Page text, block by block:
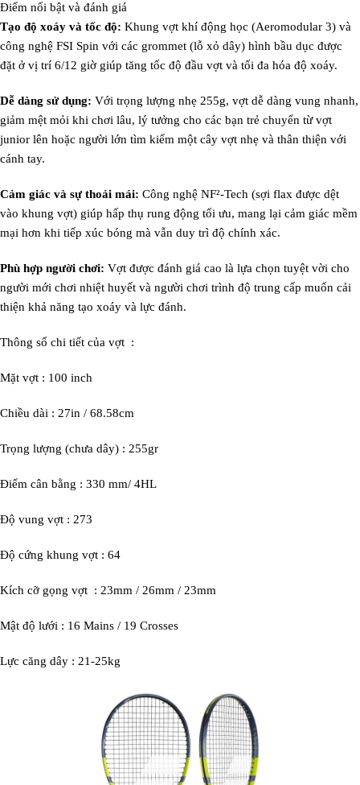
Điểm nổi bật và đánh giá
Tạo độ xoáy và tốc độ: Khung vợt khí động học (Aeromodular 3) và
công nghệ FSI Spin với các grommet (lỗ xỏ dây) hình bầu dục được
đặt ở vị trí 6/12 giờ giúp tăng tốc độ đầu vợt và tối đa hóa độ xoáy.
Dễ dàng sử dụng: Với trọng lượng nhẹ 255g, vợt dễ dàng vung nhanh,
giảm mệt mỏi khi chơi lâu, lý tưởng cho các bạn trẻ chuyển từ vợt
junior lên hoặc người lớn tìm kiếm một cây vợt nhẹ và thân thiện với
cánh tay.
Cảm giác và sự thoải mái: Công nghệ NF²-Tech (sợi flax được dệt
vào khung vợt) giúp hấp thụ rung động tối ưu, mang lại cảm giác mềm
mại hơn khi tiếp xúc bóng mà vẫn duy trì độ chính xác.
Phù hợp người chơi: Vợt được đánh giá cao là lựa chọn tuyệt vời cho
người mới chơi nhiệt huyết và người chơi trình độ trung cấp muốn cải
thiện khả năng tạo xoáy và lực đánh.
Thông số chi tiết của vợt :
Mặt vợt : 100 inch
Chiều dài : 27in / 68.58cm
Trọng lượng (chưa dây) : 255gr
Điểm cân bằng : 330 mm/ 4HL
Độ vung vợt : 273
Độ cứng khung vợt : 64
Kích cỡ gọng vợt : 23mm / 26mm / 23mm
Mật độ lưới : 16 Mains / 19 Crosses
Lực căng dây : 21-25kg